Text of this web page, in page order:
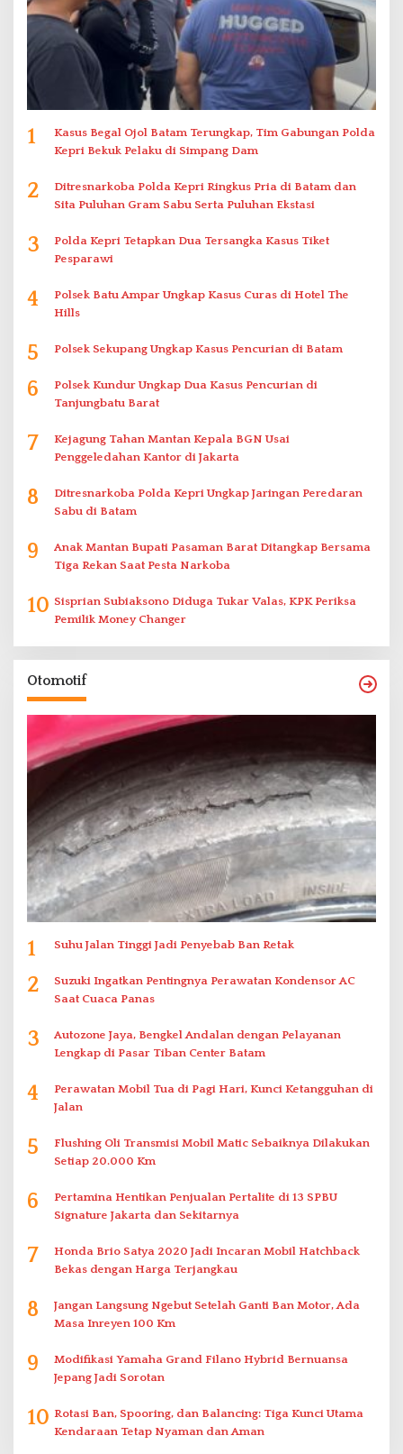
1
Kasus Begal Ojol Batam Terungkap, Tim Gabungan Polda
Kepri Bekuk Pelaku di Simpang Dam
2
Ditresnarkoba Polda Kepri Ringkus Pria di Batam dan
Sita Puluhan Gram Sabu Serta Puluhan Ekstasi
3
Polda Kepri Tetapkan Dua Tersangka Kasus Tiket
Pesparawi
4
Polsek Batu Ampar Ungkap Kasus Curas di Hotel The
Hills
5 Polsek Sekupang Ungkap Kasus Pencurian di Batam
6
Polsek Kundur Ungkap Dua Kasus Pencurian di
Tanjungbatu Barat
7
Kejagung Tahan Mantan Kepala BGN Usai
Penggeledahan Kantor di Jakarta
8
Ditresnarkoba Polda Kepri Ungkap Jaringan Peredaran
Sabu di Batam
9
Anak Mantan Bupati Pasaman Barat Ditangkap Bersama
Tiga Rekan Saat Pesta Narkoba
10 Sisprian Subiaksono Diduga Tukar Valas, KPK Periksa
Pemilik Money Changer
Otomotif
1 Suhu Jalan Tinggi Jadi Penyebab Ban Retak
2
Suzuki Ingatkan Pentingnya Perawatan Kondensor AC
Saat Cuaca Panas
3
Autozone Jaya, Bengkel Andalan dengan Pelayanan
Lengkap di Pasar Tiban Center Batam
4
Perawatan Mobil Tua di Pagi Hari, Kunci Ketangguhan di
Jalan
5
Flushing Oli Transmisi Mobil Matic Sebaiknya Dilakukan
Setiap 20.000 Km
6
Pertamina Hentikan Penjualan Pertalite di 13 SPBU
Signature Jakarta dan Sekitarnya
7
Honda Brio Satya 2020 Jadi Incaran Mobil Hatchback
Bekas dengan Harga Terjangkau
8
Jangan Langsung Ngebut Setelah Ganti Ban Motor, Ada
Masa Inreyen 100 Km
9
Modifikasi Yamaha Grand Filano Hybrid Bernuansa
Jepang Jadi Sorotan
10 Rotasi Ban, Spooring, dan Balancing: Tiga Kunci Utama
Kendaraan Tetap Nyaman dan Aman